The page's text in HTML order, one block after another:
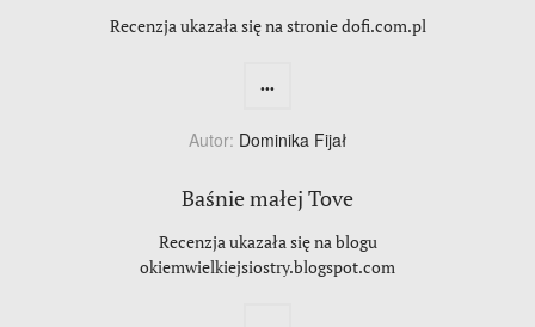
Recenzja ukazała się na stronie dofi.com.pl
...
Autor: Dominika Fijał
Baśnie małej Tove
Recenzja ukazała się na blogu
okiemwielkiejsiostry.blogspot.com